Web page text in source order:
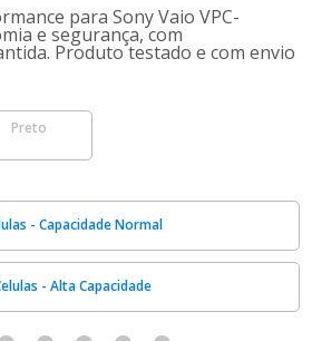
para Sony Vaio VPC-
e segurança, com
Produto testado e com envio
Preto
- Capacidade Normal
- Alta Capacidade